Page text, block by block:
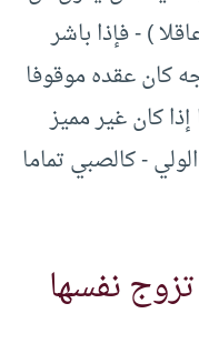
)‏ -‏ فإذا باشر
كان عقده موقوفا
إذا كان غير مميز
-‏ كالصبي تماما
نفسها